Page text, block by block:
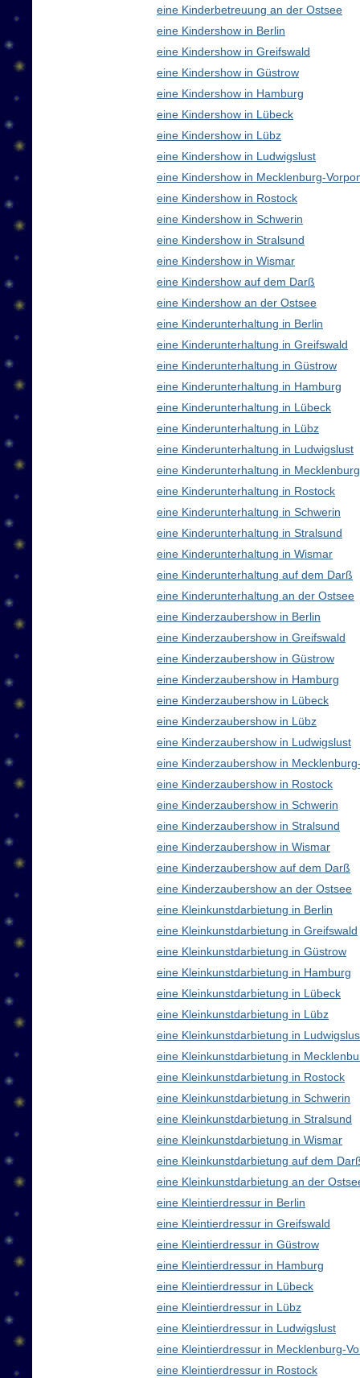
eine Kinderbetreuung an der Ostsee
eine Kindershow in Berlin
eine Kindershow in Greifswald
eine Kindershow in Güstrow
eine Kindershow in Hamburg
eine Kindershow in Lübeck
eine Kindershow in Lübz
eine Kindershow in Ludwigslust
eine Kindershow in Mecklenburg-
eine Kindershow in Rostock
eine Kindershow in Schwerin
eine Kindershow in Stralsund
eine Kindershow in Wismar
eine Kindershow auf dem Darß
eine Kindershow an der Ostsee
eine Kinderunterhaltung in Berlin
eine Kinderunterhaltung in Greifswald
eine Kinderunterhaltung in Güstrow
eine Kinderunterhaltung in Hamburg
eine Kinderunterhaltung in Lübeck
eine Kinderunterhaltung in Lübz
eine Kinderunterhaltung in Ludwigslust
eine Kinderunterhaltung in
eine Kinderunterhaltung in Rostock
eine Kinderunterhaltung in Schwerin
eine Kinderunterhaltung in Stralsund
eine Kinderunterhaltung in Wismar
eine Kinderunterhaltung auf dem Darß
eine Kinderunterhaltung an der Ostsee
eine Kinderzaubershow in Berlin
eine Kinderzaubershow in Greifswald
eine Kinderzaubershow in Güstrow
eine Kinderzaubershow in Hamburg
eine Kinderzaubershow in Lübeck
eine Kinderzaubershow in Lübz
eine Kinderzaubershow in Ludwigslust
eine Kinderzaubershow in
eine Kinderzaubershow in Rostock
eine Kinderzaubershow in Schwerin
eine Kinderzaubershow in Stralsund
eine Kinderzaubershow in Wismar
eine Kinderzaubershow auf dem Darß
eine Kinderzaubershow an der Ostsee
eine Kleinkunstdarbietung in Berlin
eine Kleinkunstdarbietung in Greifswald
eine Kleinkunstdarbietung in Güstrow
eine Kleinkunstdarbietung in Hamburg
eine Kleinkunstdarbietung in Lübeck
eine Kleinkunstdarbietung in Lübz
eine Kleinkunstdarbietung in
eine Kleinkunstdarbietung in
eine Kleinkunstdarbietung in Rostock
eine Kleinkunstdarbietung in Schwerin
eine Kleinkunstdarbietung in Stralsund
eine Kleinkunstdarbietung in Wismar
eine Kleinkunstdarbietung auf dem
eine Kleinkunstdarbietung an der
eine Kleintierdressur in Berlin
eine Kleintierdressur in Greifswald
eine Kleintierdressur in Güstrow
eine Kleintierdressur in Hamburg
eine Kleintierdressur in Lübeck
eine Kleintierdressur in Lübz
eine Kleintierdressur in Ludwigslust
eine Kleintierdressur in Mecklenburg-
eine Kleintierdressur in Rostock